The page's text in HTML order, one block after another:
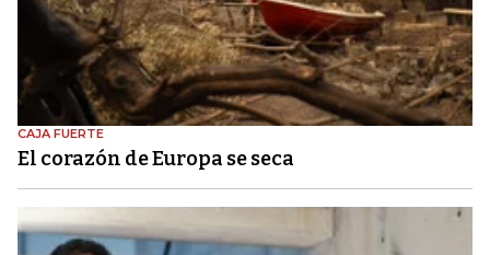
CAJA FUERTE
El corazón de Europa se seca